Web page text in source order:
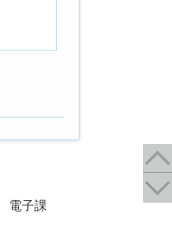
電子課